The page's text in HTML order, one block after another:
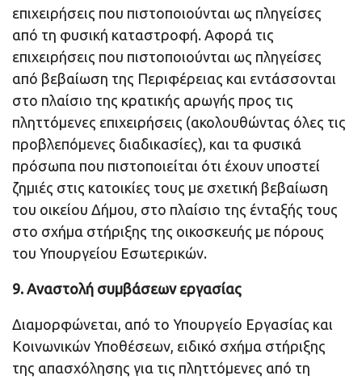
επιχειρήσεις που πιστοποιούνται ως πληγείσες
από τη φυσική καταστροφή. Αφορά τις
επιχειρήσεις που πιστοποιούνται ως πληγείσες
από βεβαίωση της Περιφέρειας και εντάσσονται
στο πλαίσιο της κρατικής αρωγής προς τις
πληττόμενες επιχειρήσεις (ακολουθώντας όλες τις
προβλεπόμενες διαδικασίες), και τα φυσικά
πρόσωπα που πιστοποιείται ότι έχουν υποστεί
ζημιές στις κατοικίες τους με σχετική βεβαίωση
του οικείου Δήμου, στο πλαίσιο της ένταξής τους
στο σχήμα στήριξης της οικοσκευής με πόρους
του Υπουργείου Εσωτερικών.
9. Αναστολή συμβάσεων εργασίας
Διαμορφώνεται, από το Υπουργείο Εργασίας και
Κοινωνικών Υποθέσεων, ειδικό σχήμα στήριξης
της απασχόλησης για τις πληττόμενες από τη